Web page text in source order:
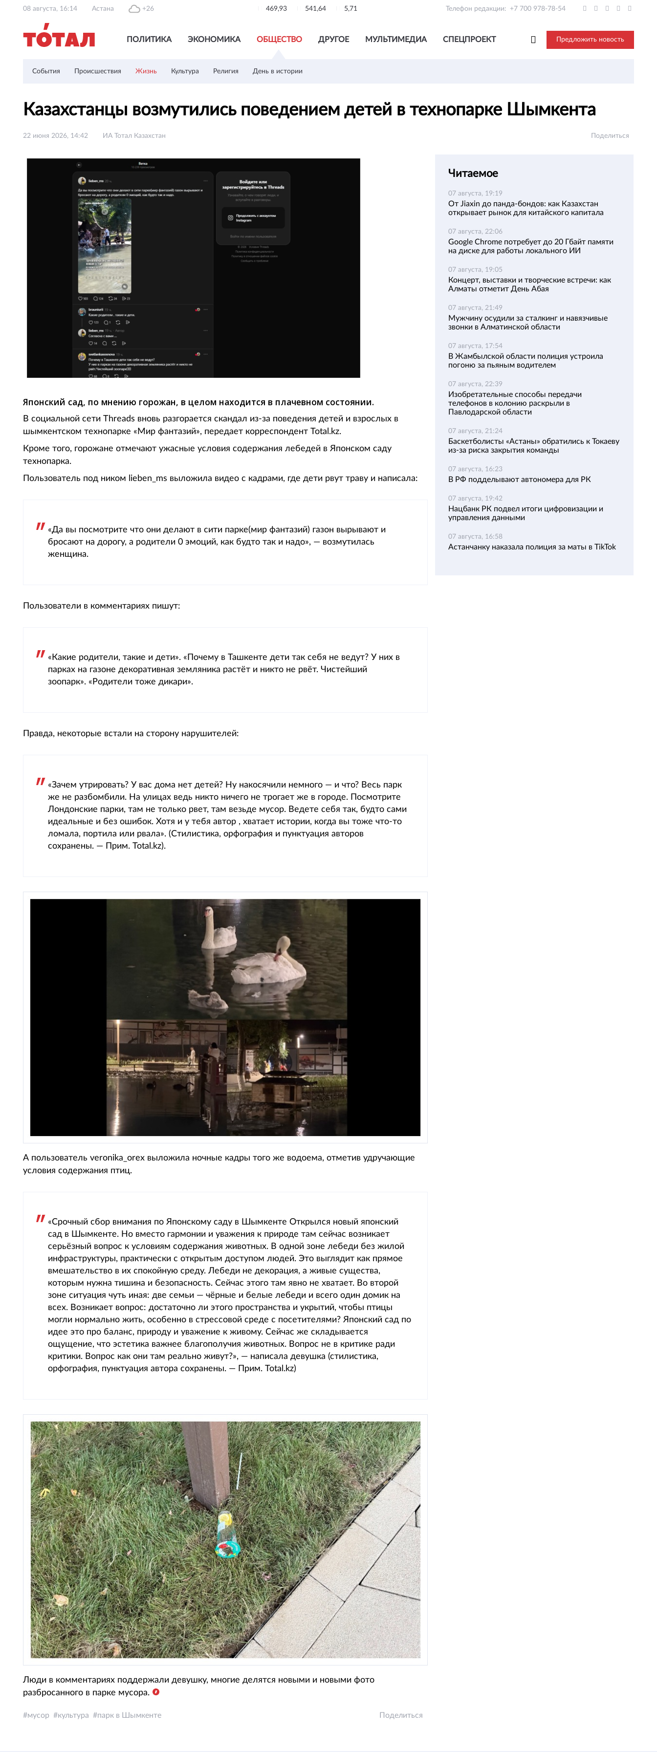
08 августа, 16:14 Астана +26 469,93 541,64 5,71 Телефон редакции: +7 700 978-78-54
ПОЛИТИКА ЭКОНОМИКА ОБЩЕСТВО ДРУГОЕ МУЛЬТИМЕДИА СПЕЦПРОЕКТ Предложить новость
События Происшествия Жизнь Культура Религия День в истории
Казахстанцы возмутились поведением детей в технопарке Шымкента
22 июня 2026, 14:42 ИА Тотал Казахстан Поделиться
Японский сад, по мнению горожан, в целом находится в плачевном состоянии.
В социальной сети Threads вновь разгорается скандал из-за поведения детей и взрослых в
шымкентском технопарке «Мир фантазий», передает корреспондент Total.kz.
Кроме того, горожане отмечают ужасные условия содержания лебедей в Японском саду
технопарка.
Пользователь под ником lieben_ms выложила видео с кадрами, где дети рвут траву и написала:
«Да вы посмотрите что они делают в сити парке(мир фантазий) газон вырывают и
бросают на дорогу, а родители 0 эмоций, как будто так и надо», — возмутилась
женщина.
Пользователи в комментариях пишут:
«Какие родители, такие и дети». «Почему в Ташкенте дети так себя не ведут? У них в
парках на газоне декоративная земляника растёт и никто не рвёт. Чистейший
зоопарк». «Родители тоже дикари».
Правда, некоторые встали на сторону нарушителей:
«Зачем утрировать? У вас дома нет детей? Ну накосячили немного — и что? Весь парк
же не разбомбили. На улицах ведь никто ничего не трогает же в городе. Посмотрите
Лондонские парки, там не только рвет, там везьде мусор. Ведете себя так, будто сами
идеальные и без ошибок. Хотя и у тебя автор , хватает истории, когда вы тоже что-то
ломала, портила или рвала». (Стилистика, орфография и пунктуация авторов
сохранены. — Прим. Total.kz).
А пользователь veronika_orex выложила ночные кадры того же водоема, отметив удручающие
условия содержания птиц.
«Срочный сбор внимания по Японскому саду в Шымкенте Открылся новый японский
сад в Шымкенте. Но вместо гармонии и уважения к природе там сейчас возникает
серьёзный вопрос к условиям содержания животных. В одной зоне лебеди без жилой
инфраструктуры, практически с открытым доступом людей. Это выглядит как прямое
вмешательство в их спокойную среду. Лебеди не декорация, а живые существа,
которым нужна тишина и безопасность. Сейчас этого там явно не хватает. Во второй
зоне ситуация чуть иная: две семьи — чёрные и белые лебеди и всего один домик на
всех. Возникает вопрос: достаточно ли этого пространства и укрытий, чтобы птицы
могли нормально жить, особенно в стрессовой среде с посетителями? Японский сад по
идее это про баланс, природу и уважение к живому. Сейчас же складывается
ощущение, что эстетика важнее благополучия животных. Вопрос не в критике ради
критики. Вопрос как они там реально живут?», — написала девушка (стилистика,
орфография, пунктуация автора сохранены. — Прим. Total.kz)
Люди в комментариях поддержали девушку, многие делятся новыми и новыми фото
разбросанного в парке мусора.
мусор культура парк в Шымкенте Поделиться
Читаемое
07 августа, 19:19
От Jiaxin до панда-бондов: как Казахстан
открывает рынок для китайского капитала
07 августа, 22:06
Google Chrome потребует до 20 Гбайт памяти
на диске для работы локального ИИ
07 августа, 19:05
Концерт, выставки и творческие встречи: как
Алматы отметит День Абая
07 августа, 21:49
Мужчину осудили за сталкинг и навязчивые
звонки в Алматинской области
07 августа, 17:54
В Жамбылской области полиция устроила
погоню за пьяным водителем
07 августа, 22:39
Изобретательные способы передачи
телефонов в колонию раскрыли в
Павлодарской области
07 августа, 21:24
Баскетболисты «Астаны» обратились к Токаеву
из-за риска закрытия команды
07 августа, 16:23
В РФ подделывают автономера для РК
07 августа, 19:42
Нацбанк РК подвел итоги цифровизации и
управления данными
07 августа, 16:58
Астанчанку наказала полиция за маты в TikTok